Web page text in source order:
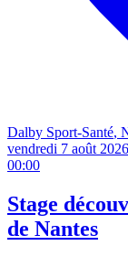
Dalby Sport-Santé,
vendredi 7 août 2026
00:00
Stage
de Nantes